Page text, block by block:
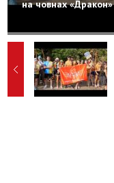
на човнах «Дракон»